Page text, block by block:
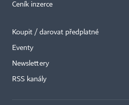
Ceník inzerce
Koupit / darovat předplatné
Eventy
Newslettery
RSS kanály